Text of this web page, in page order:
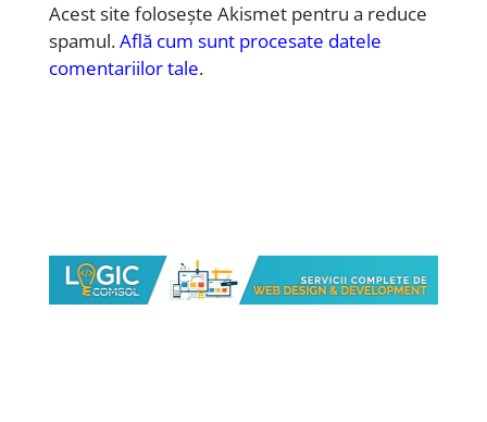
Acest site folosește Akismet pentru a reduce
spamul.Află cum sunt procesate datele
comentariilor tale.